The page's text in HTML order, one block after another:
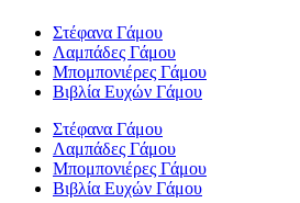
Στέφανα Γάμου
Λαμπάδες Γάμου
Μπομπονιέρες Γάμου
Βιβλία Ευχών Γάμου
Στέφανα Γάμου
Λαμπάδες Γάμου
Μπομπονιέρες Γάμου
Βιβλία Ευχών Γάμου